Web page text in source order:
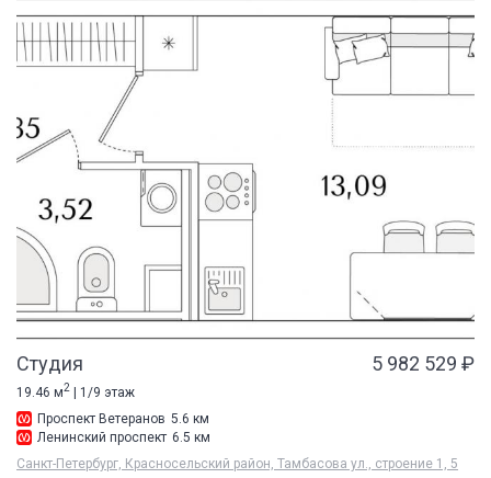
Студия 5 982 529 ₽
19.46 м2 | 1/9 этаж
Проспект Ветеранов 5.6 км
Ленинский проспект 6.5 км
Санкт-Петербург, Красносельский район, Тамбасова ул., строение 1, 5